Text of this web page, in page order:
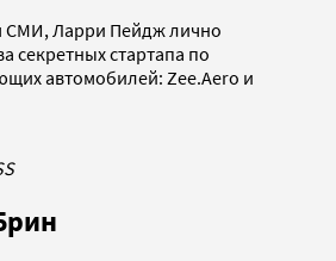
СМИ, Ларри Пейдж лично
секретных стартапа по
автомобилей: Zee.Aero и